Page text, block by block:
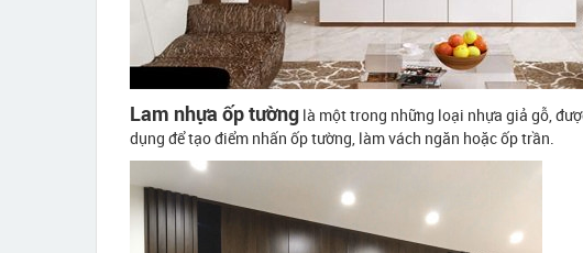
Lam nhựa ốp tường là một trong những loại nhựa giả gỗ,
dụng để tạo điểm nhấn ốp tường, làm vách ngăn hoặc ốp trần.